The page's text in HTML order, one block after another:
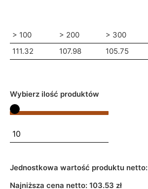
> 100 > 200 > 300
111.32
107.98 105.75
Wybierz ilość produktów
Jednostkowa wartość produktu netto:
Najniższa cena netto: 103.53 zł